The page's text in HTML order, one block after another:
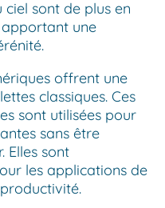
sont de plus en
une
offrent une
classiques. Ces
sont utilisées pour
sans être
Elles sont
les applications de